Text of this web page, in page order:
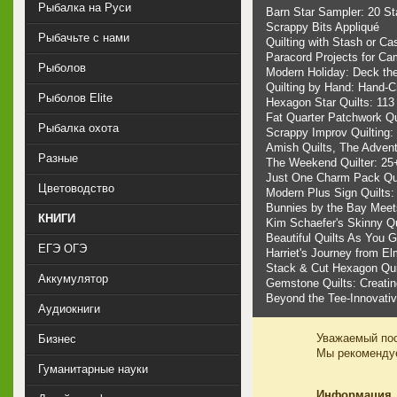
Barn Star Sampler: 20
Scrappy Bits Appliqué
Quilting with Stash or
Paracord Projects for
Modern Holiday: Deck
Quilting by Hand: Hand-
Hexagon Star Quilts:
Fat Quarter Patchwork
Scrappy Improv
Amish Quilts, The
The Weekend Quilter:
Just One Charm Pack
Modern Plus Sign
Bunnies by the Bay
Kim Schaefer's Skinny
Beautiful Quilts As You
Harriet's Journey from
Stack & Cut Hexagon
Gemstone Quilts:
Beyond the Tee-
Уважаемый
Мы
Рыбалка на Руси
Рыбачьте с нами
Рыболов
Рыболов Elite
Рыбалка охота
Разные
Цветоводство
КНИГИ
ЕГЭ ОГЭ
Аккумулятор
Аудиокниги
Бизнес
Гуманитарные науки